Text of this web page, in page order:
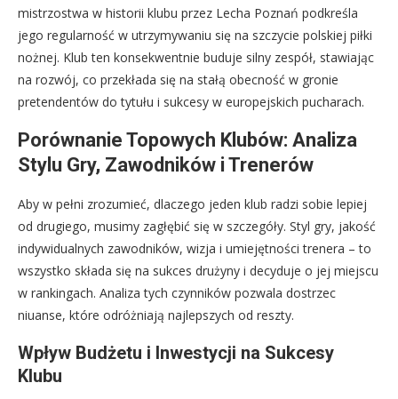
mistrzostwa w historii klubu przez Lecha Poznań podkreśla
jego regularność w utrzymywaniu się na szczycie polskiej piłki
nożnej. Klub ten konsekwentnie buduje silny zespół, stawiając
na rozwój, co przekłada się na stałą obecność w gronie
pretendentów do tytułu i sukcesy w europejskich pucharach.
Porównanie Topowych Klubów: Analiza
Stylu Gry, Zawodników i Trenerów
Aby w pełni zrozumieć, dlaczego jeden klub radzi sobie lepiej
od drugiego, musimy zagłębić się w szczegóły. Styl gry, jakość
indywidualnych zawodników, wizja i umiejętności trenera – to
wszystko składa się na sukces drużyny i decyduje o jej miejscu
w rankingach. Analiza tych czynników pozwala dostrzec
niuanse, które odróżniają najlepszych od reszty.
Wpływ Budżetu i Inwestycji na Sukcesy
Klubu